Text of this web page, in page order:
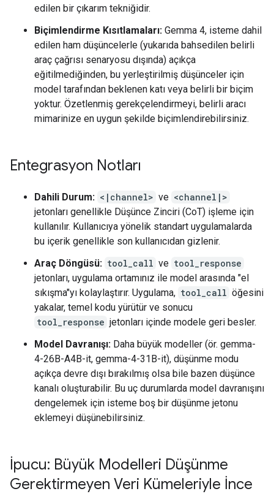
edilen bir çıkarım tekniğidir.
Biçimlendirme Kısıtlamaları: Gemma 4, isteme dahil
edilen ham düşüncelerle (yukarıda bahsedilen belirli
araç çağrısı senaryosu dışında) açıkça
eğitilmediğinden, bu yerleştirilmiş düşünceler için
model tarafından beklenen katı veya belirli bir biçim
yoktur. Özetlenmiş gerekçelendirmeyi, belirli aracı
mimarinize en uygun şekilde biçimlendirebilirsiniz.
Entegrasyon Notları
Dahili Durum: <|channel> ve <channel|>
jetonları genellikle Düşünce Zinciri (CoT) işleme için
kullanılır. Kullanıcıya yönelik standart uygulamalarda
bu içerik genellikle son kullanıcıdan gizlenir.
Araç Döngüsü: tool_call ve tool_response
jetonları, uygulama ortamınız ile model arasında "el
sıkışma"yı kolaylaştırır. Uygulama, tool_call öğesini
yakalar, temel kodu yürütür ve sonucu
tool_response jetonları içinde modele geri besler.
Model Davranışı: Daha büyük modeller (ör. gemma-
4-26B-A4B-it, gemma-4-31B-it), düşünme modu
açıkça devre dışı bırakılmış olsa bile bazen düşünce
kanalı oluşturabilir. Bu uç durumlarda model davranışını
dengelemek için isteme boş bir düşünme jetonu
eklemeyi düşünebilirsiniz.
İpucu: Büyük Modelleri Düşünme
Gerektirmeyen Veri Kümeleriyle İnce